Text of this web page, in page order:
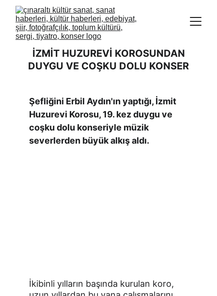
İZMİT HUZUREVİ KOROSUNDAN
DUYGU VE COŞKU DOLU KONSER
Şefliğini Erbil Aydın'ın yaptığı, İzmit
Huzurevi Korosu, 19. kez duygu ve
coşku dolu konseriyle müzik
severlerden büyük alkış aldı.
İkibinli yılların başında kurulan koro,